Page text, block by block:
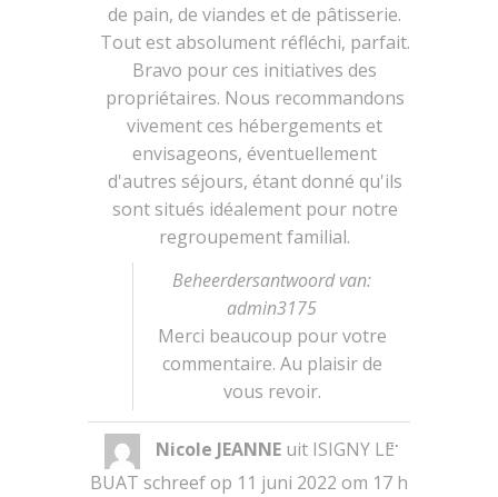
de pain, de viandes et de pâtisserie.
Tout est absolument réfléchi, parfait.
Bravo pour ces initiatives des
propriétaires. Nous recommandons
vivement ces hébergements et
envisageons, éventuellement
d'autres séjours, étant donné qu'ils
sont situés idéalement pour notre
regroupement familial.
Beheerdersantwoord van:
admin3175
Merci beaucoup pour votre
commentaire. Au plaisir de
vous revoir.
Nicole JEANNE uit ISIGNY LE
BUAT schreef op 11 juni 2022 om 17 h
...
metabox.